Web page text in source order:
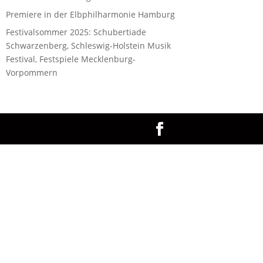
Premiere in der Elbphilharmonie Hamburg
Festivalsommer 2025: Schubertiade
Schwarzenberg, Schleswig-Holstein Musik
Festival, Festspiele Mecklenburg-
Vorpommern